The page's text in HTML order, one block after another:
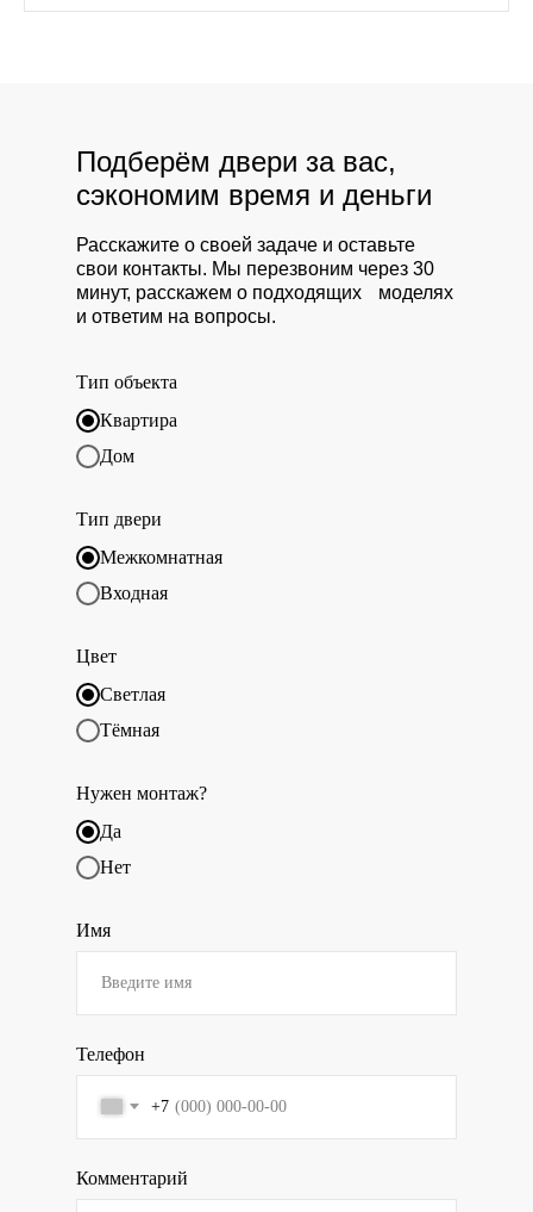
Тип объекта
Квартира
Дом
Тип двери
Межкомнатная
Входная
Цвет
Светлая
Тёмная
Нужен монтаж?
Да
Нет
Имя
Телефон
+7
Комментарий
Расскажите о своей задаче и оставьте
свои контакты. Мы перезвоним через 30
минут, расскажем о подходящих моделях
и ответим на вопросы.
Подберём двери за вас,
сэкономим время и деньги